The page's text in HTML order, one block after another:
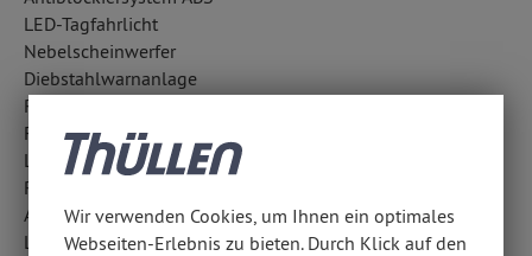
LED-Tagfahrlicht
Nebelscheinwerfer
Diebstahlwarnanlage
Reifendruckkontrolle
Fahrlichtautomatik
Lichtsensor
Regensensor
Außentemperatur Anzeige
LED-Scheinwerfer
Wir verwenden Cookies, um Ihnen ein optimales
Webseiten-Erlebnis zu bieten. Durch Klick auf den